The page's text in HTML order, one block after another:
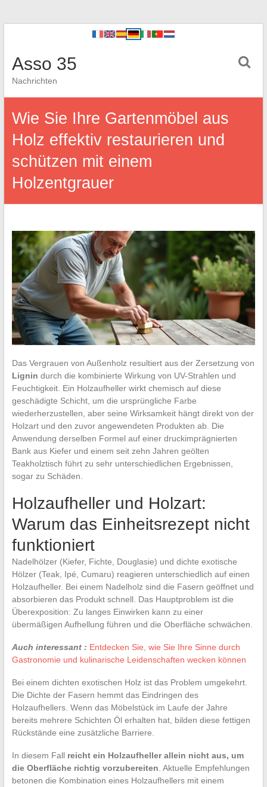
Asso 35
Nachrichten
Wie Sie Ihre Gartenmöbel aus
Holz effektiv restaurieren und
schützen mit einem
Holzentgrauer
Das Vergrauen von Außenholz resultiert aus der Zersetzung von
Lignin durch die kombinierte Wirkung von UV-Strahlen und
Feuchtigkeit. Ein Holzaufheller wirkt chemisch auf diese
geschädigte Schicht, um die ursprüngliche Farbe
wiederherzustellen, aber seine Wirksamkeit hängt direkt von der
Holzart und den zuvor angewendeten Produkten ab. Die
Anwendung derselben Formel auf einer druckimprägnierten
Bank aus Kiefer und einem seit zehn Jahren geölten
Teakholztisch führt zu sehr unterschiedlichen Ergebnissen,
sogar zu Schäden.
Holzaufheller und Holzart:
Warum das Einheitsrezept nicht
funktioniert
Nadelhölzer (Kiefer, Fichte, Douglasie) und dichte exotische
Hölzer (Teak, Ipé, Cumaru) reagieren unterschiedlich auf einen
Holzaufheller. Bei einem Nadelholz sind die Fasern geöffnet und
absorbieren das Produkt schnell. Das Hauptproblem ist die
Überexposition: Zu langes Einwirken kann zu einer
übermäßigen Aufhellung führen und die Oberfläche schwächen.
Auch interessant : Entdecken Sie, wie Sie Ihre Sinne durch
Gastronomie und kulinarische Leidenschaften wecken können
Bei einem dichten exotischen Holz ist das Problem umgekehrt.
Die Dichte der Fasern hemmt das Eindringen des
Holzaufhellers. Wenn das Möbelstück im Laufe der Jahre
bereits mehrere Schichten Öl erhalten hat, bilden diese fettigen
Rückstände eine zusätzliche Barriere.
In diesem Fall reicht ein Holzaufheller allein nicht aus, um
die Oberfläche richtig vorzubereiten . Aktuelle Empfehlungen
betonen die Kombination eines Holzaufhellers mit einem